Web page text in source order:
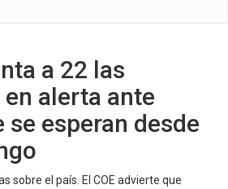
a 22 las
alerta ante
se esperan desde
sobre el país. El COE advierte que